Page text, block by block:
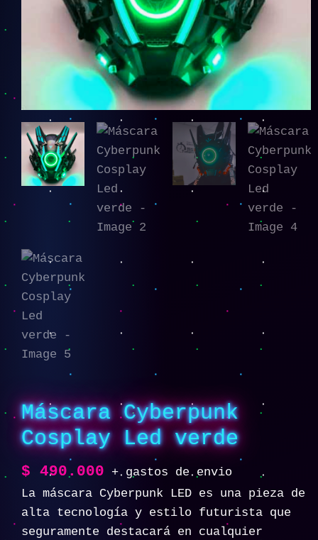
Máscara Cyberpunk
Cosplay Led verde
$ 490.000
+ gastos de envio
La máscara Cyberpunk LED es una pieza de
alta tecnología y estilo futurista que
seguramente destacará en cualquier